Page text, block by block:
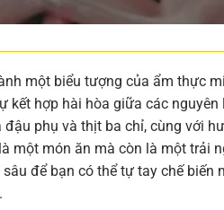
một biểu tượng của ẩm thực
kết hợp hài hòa giữa các
phụ và thịt ba chỉ, cùng với
một món ăn mà còn là một trải
để bạn có thể tự tay chế